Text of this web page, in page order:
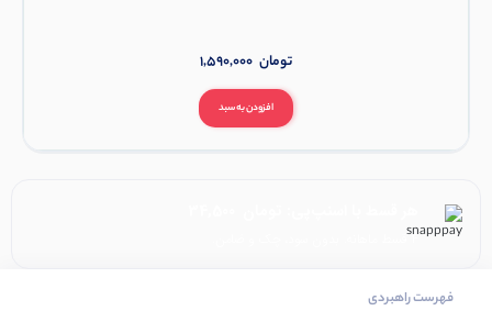
افزودن به سبد
1,590,000 تومان
۴ قسط ماهانه. بدون سود، چک و ضامن.
فهرست راهبردی